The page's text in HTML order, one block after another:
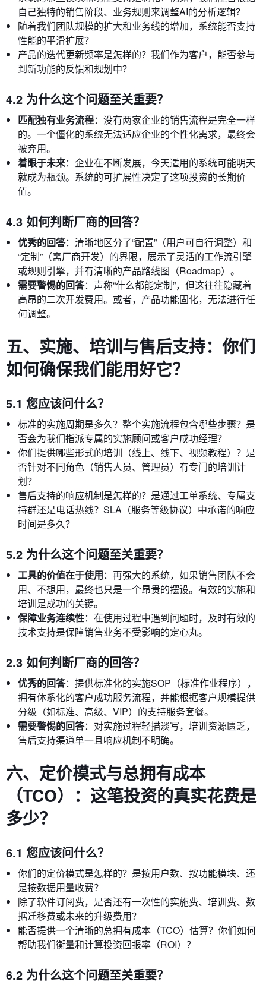
自己独特的销售阶段、业务规则来调整AI的分析逻辑？
随着我们团队规模的扩大和业务线的增加，系统能否支持
性能的平滑扩展？
产品的迭代更新频率是怎样的？我们作为客户，能否参与
到新功能的反馈和规划中？
4.2 为什么这个问题至关重要？
匹配独有业务流程：没有两家企业的销售流程是完全一样
的。一个僵化的系统无法适应企业的个性化需求，最终会
被弃用。
着眼于未来：企业在不断发展，今天适用的系统可能明天
就成为瓶颈。系统的可扩展性决定了这项投资的长期价
值。
4.3 如何判断厂商的回答？
优秀的回答：清晰地区分了“配置”（用户可自行调整）和
“定制”（需厂商开发）的界限，展示了灵活的工作流引擎
或规则引擎，并有清晰的产品路线图（Roadmap）。
需要警惕的回答：声称“什么都能定制”，但这往往隐藏着
高昂的二次开发费用。或者，产品功能固化，无法进行任
何调整。
五、实施、培训与售后支持：你们
如何确保我们能用好它？
5.1 您应该问什么？
标准的实施周期是多久？整个实施流程包含哪些步骤？是
否会为我们指派专属的实施顾问或客户成功经理？
你们提供哪些形式的培训（线上、线下、视频教程）？是
否针对不同角色（销售人员、管理员）有专门的培训计
划？
售后支持的响应机制是怎样的？是通过工单系统、专属支
持群还是电话热线？SLA（服务等级协议）中承诺的响应
时间是多久？
5.2 为什么这个问题至关重要？
工具的价值在于使用：再强大的系统，如果销售团队不会
用、不想用，最终也只是一个昂贵的摆设。有效的实施和
培训是成功的关键。
保障业务连续性：在使用过程中遇到问题时，及时有效的
技术支持是保障销售业务不受影响的定心丸。
2.3 如何判断厂商的回答？
优秀的回答：提供标准化的实施SOP（标准作业程序），
拥有体系化的客户成功服务流程，并能根据客户规模提供
分级（如标准、高级、VIP）的支持服务套餐。
需要警惕的回答：对实施过程轻描淡写，培训资源匮乏，
售后支持渠道单一且响应机制不明确。
六、定价模式与总拥有成本
（TCO）：这笔投资的真实花费是
多少？
6.1 您应该问什么？
你们的定价模式是怎样的？是按用户数、按功能模块、还
是按数据用量收费？
除了软件订阅费，是否还有一次性的实施费、培训费、数
据迁移费或未来的升级费用？
能否提供一个清晰的总拥有成本（TCO）估算？你们如何
帮助我们衡量和计算投资回报率（ROI）？
6.2 为什么这个问题至关重要？